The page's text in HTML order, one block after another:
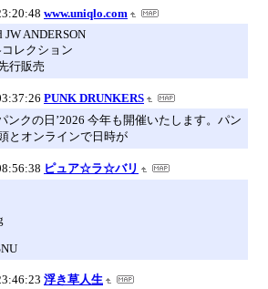
www.uniqlo.com
JW ANDERSON
レクション
行販売
PUNK DRUNKERS
ンクの日’2026 今年も開催いたします。パン
とオンラインで日時が
ピュア☆ラ☆バリ
浮き草人生